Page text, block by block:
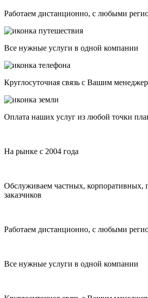
Работаем дистанционно, с любыми
Все нужные услуги в одной компании
Круглосуточная связь с Вашим
Оплата наших услуг из любой точки
На рынке с 2004 года
Обслуживаем частных, корпоративных,
заказчиков
Работаем дистанционно, с любыми
Все нужные услуги в одной компании